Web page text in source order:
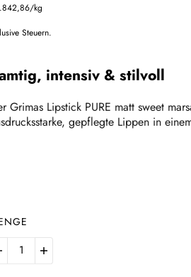
/kg
Steuern.
intensiv & stilvoll
Grimas Lipstick PURE matt sweet
gepflegte Lippen in